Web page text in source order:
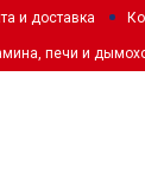
и доставка
печи и